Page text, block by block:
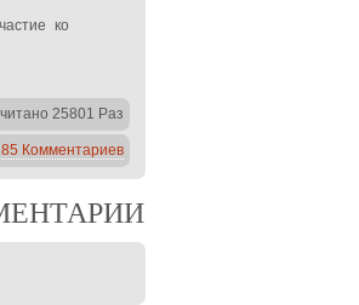
ко
25801 Раз
Комментариев